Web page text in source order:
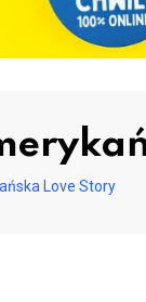
Love Story